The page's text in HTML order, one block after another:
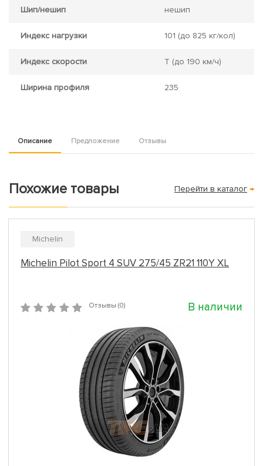
Шип/нешип нешип
Индекс нагрузки 101 (до 825 кг/кол)
Индекс скорости T (до 190 км/ч)
Ширина профиля 235
Описание Предложение Отзывы
Похожие товары Перейти в каталог →
Michelin
Michelin Pilot Sport 4 SUV 275/45 ZR21 110Y XL
Отзывы (0) В наличии